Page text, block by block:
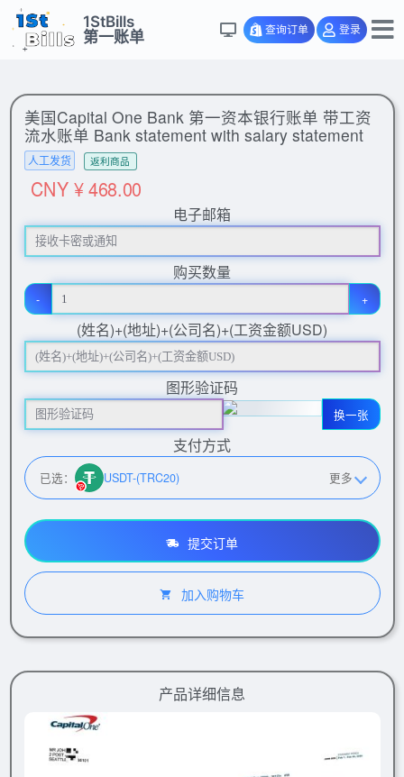
1StBills
第一账单
查询订单 登录
美国Capital One Bank 第一资本银行账单 带工资
流水账单 Bank statement with salary statement
人工发货 返利商品
CNY ¥ 468.00
电子邮箱
购买数量
- +
(姓名)+(地址)+(公司名)+(工资金额USD)
图形验证码
换一张
支付方式
已选： USDT-(TRC20) 更多
提交订单
加入购物车
产品详细信息